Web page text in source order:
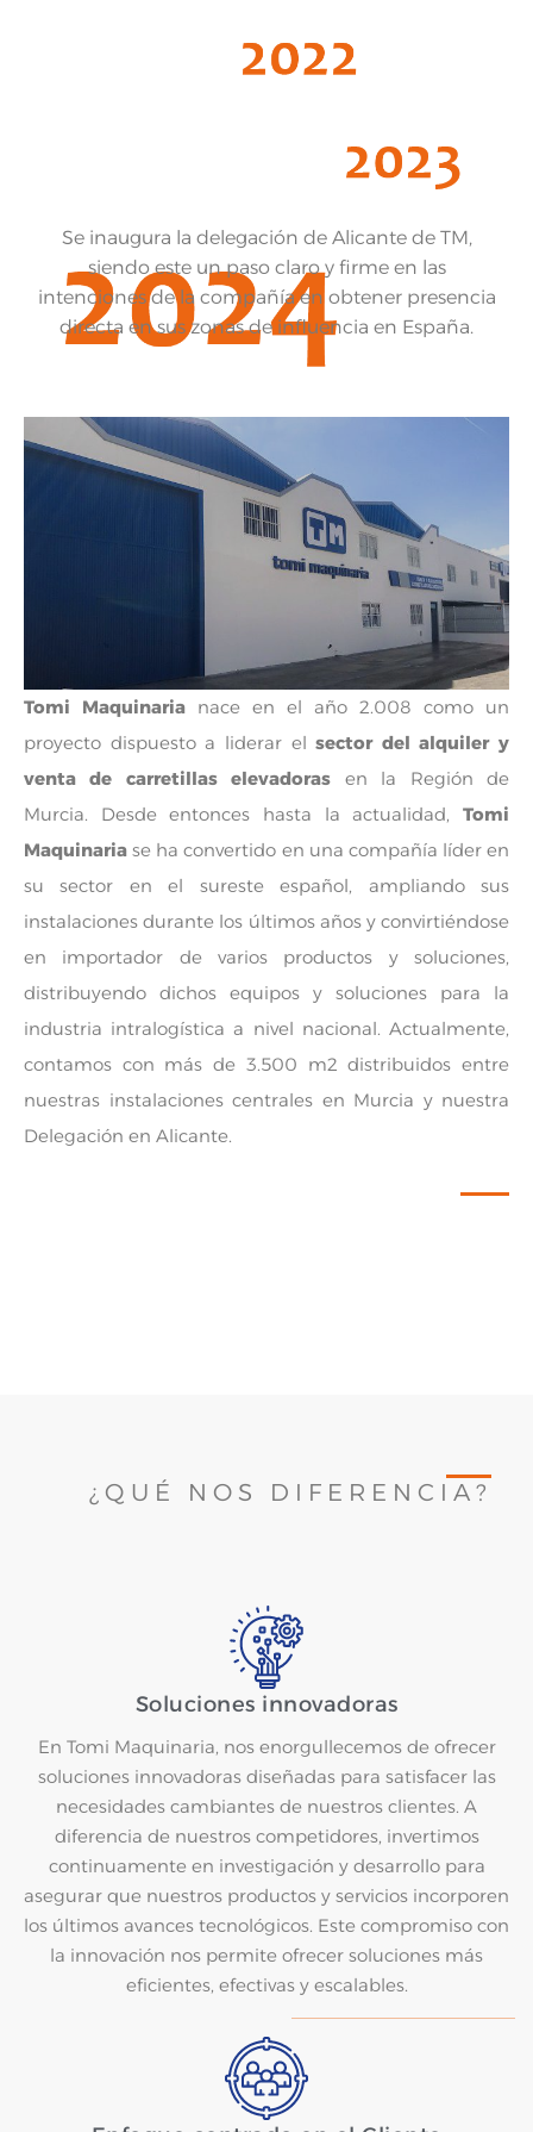
Se inaugura la delegación de Alicante de TM,
siendo este un paso claro y firme en las
intenciones de la compañía en obtener presencia
directa en sus zonas de influencia en España.
Tomi Maquinaria nace en el año 2.008 como un
proyecto dispuesto a liderar elsector del alquiler y
venta de carretillas elevadoras en la Región de
Murcia. Desde entonces hasta la actualidad, Tomi
Maquinaria se ha convertido en una compañía líder en
su sector en el sureste español, ampliando sus
instalaciones durante los últimos años y convirtiéndose
en importador de varios productos y soluciones,
distribuyendo dichos equipos y soluciones para la
industria intralogística a nivel nacional. Actualmente,
contamos con más de 3.500 m2 distribuidos entre
nuestras instalaciones centrales en Murcia y nuestra
Delegación en Alicante.
¿QUÉ NOS DIFERENCIA?
Soluciones innovadoras
En Tomi Maquinaria, nos enorgullecemos de ofrecer
soluciones innovadoras diseñadas para satisfacer las
necesidades cambiantes de nuestros clientes. A
diferencia de nuestros competidores, invertimos
continuamente en investigación y desarrollo para
asegurar que nuestros productos y servicios incorporen
los últimos avances tecnológicos. Este compromiso con
la innovación nos permite ofrecer soluciones más
eficientes, efectivas y escalables.